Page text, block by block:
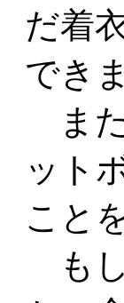
だ着
でき
また
ット
こと
も